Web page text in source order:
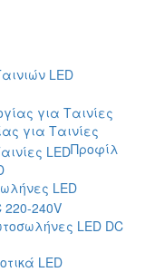
LED
για Ταινίες
Προφίλ
LED
240V
LED DC
LED